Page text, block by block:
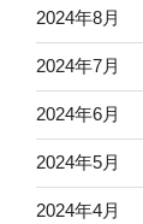
2024年8月
2024年7月
2024年6月
2024年5月
2024年4月